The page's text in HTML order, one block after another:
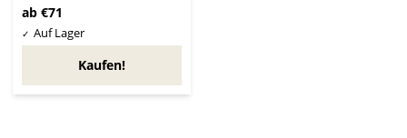
ab €71
Kaufen!